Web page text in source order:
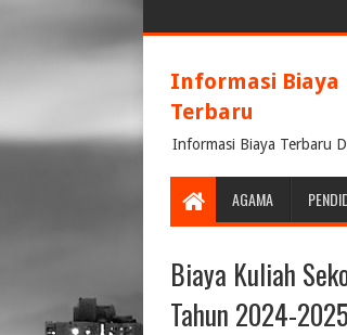
Informasi Biaya
Terbaru
Informasi Biaya Terbaru
AGAMA
Biaya Kuliah
Tahun 2024-2025